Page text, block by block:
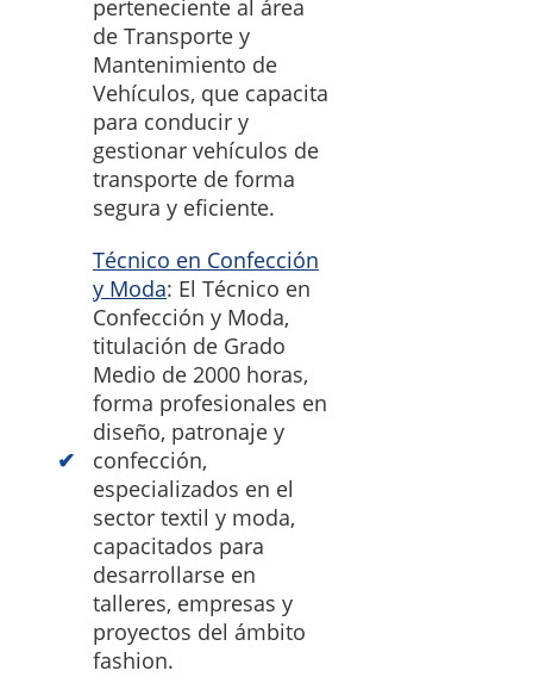
perteneciente al área
de Transporte y
Mantenimiento de
Vehículos, que capacita
para conducir y
gestionar vehículos de
transporte de forma
segura y eficiente.
Técnico en Confección
y Moda: El Técnico en
Confección y Moda,
titulación de Grado
Medio de 2000 horas,
forma profesionales en
diseño, patronaje y
confección,
especializados en el
sector textil y moda,
capacitados para
desarrollarse en
talleres, empresas y
proyectos del ámbito
fashion.